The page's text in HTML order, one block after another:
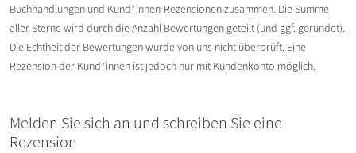
Buchhandlungen und Kund*innen-Rezensionen zusammen. Die Summe
aller Sterne wird durch die Anzahl Bewertungen geteilt (und ggf. gerundet).
Die Echtheit der Bewertungen wurde von uns nicht überprüft. Eine
Rezension der Kund*innen ist jedoch nur mit Kundenkonto möglich.
Melden Sie sich an und schreiben Sie eine
Rezension